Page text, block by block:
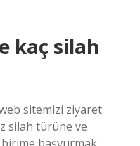
kaç silah
sitemizi ziyaret
silah türüne ve